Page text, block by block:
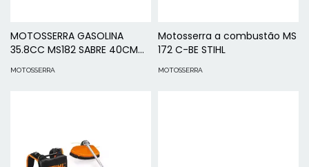
MOTOSSERRA GASOLINA
35.8CC MS182 SABRE 40CM
MOTOSSERRA
Motosserra a combustão MS
172 C-BE STIHL
MOTOSSERRA